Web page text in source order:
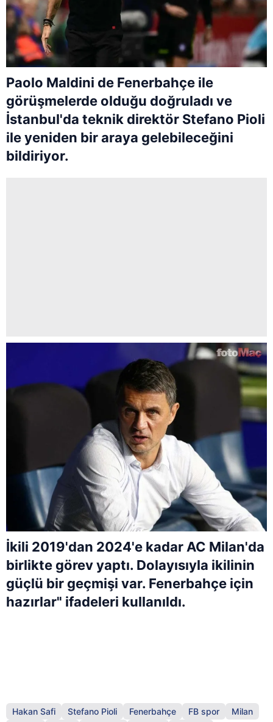
Paolo Maldini de Fenerbahçe ile
görüşmelerde olduğu doğruladı ve
İstanbul'da teknik direktör Stefano Pioli
ile yeniden bir araya gelebileceğini
bildiriyor.
İkili 2019'dan 2024'e kadar AC Milan'da
birlikte görev yaptı. Dolayısıyla ikilinin
güçlü bir geçmişi var. Fenerbahçe için
hazırlar" ifadeleri kullanıldı.
Hakan Safi Stefano Pioli Fenerbahçe FB spor
Milan